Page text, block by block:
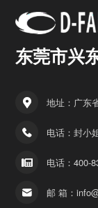
东莞市兴
地址：广东
电话：封小
电话：400-
邮 箱：